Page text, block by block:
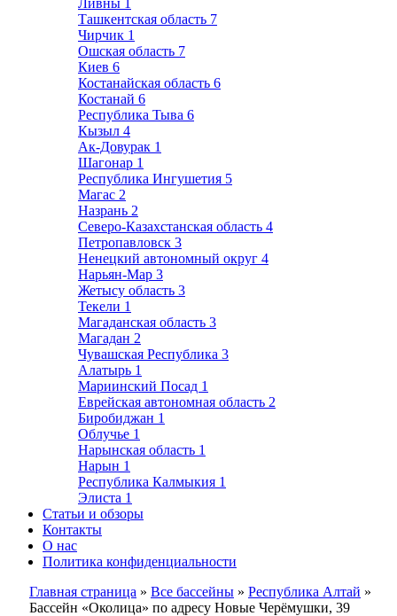
Ливны 1
Ташкентская область 7
Чирчик 1
Ошская область 7
Киев 6
Костанайская область 6
Костанай 6
Республика Тыва 6
Кызыл 4
Ак-Довурак 1
Шагонар 1
Республика Ингушетия 5
Магас 2
Назрань 2
Северо-Казахстанская область 4
Петропавловск 3
Ненецкий автономный округ 4
Нарьян-Мар 3
Жетысу область 3
Текели 1
Магаданская область 3
Магадан 2
Чувашская Республика 3
Алатырь 1
Мариинский Посад 1
Еврейская автономная область 2
Биробиджан 1
Облучье 1
Нарынская область 1
Нарын 1
Республика Калмыкия 1
Элиста 1
Статьи и обзоры
Контакты
О нас
Политика конфиденциальности
Главная страница » Все бассейны » Республика Алтай »
Бассейн «Околица» по адресу Новые Черёмушки, 39